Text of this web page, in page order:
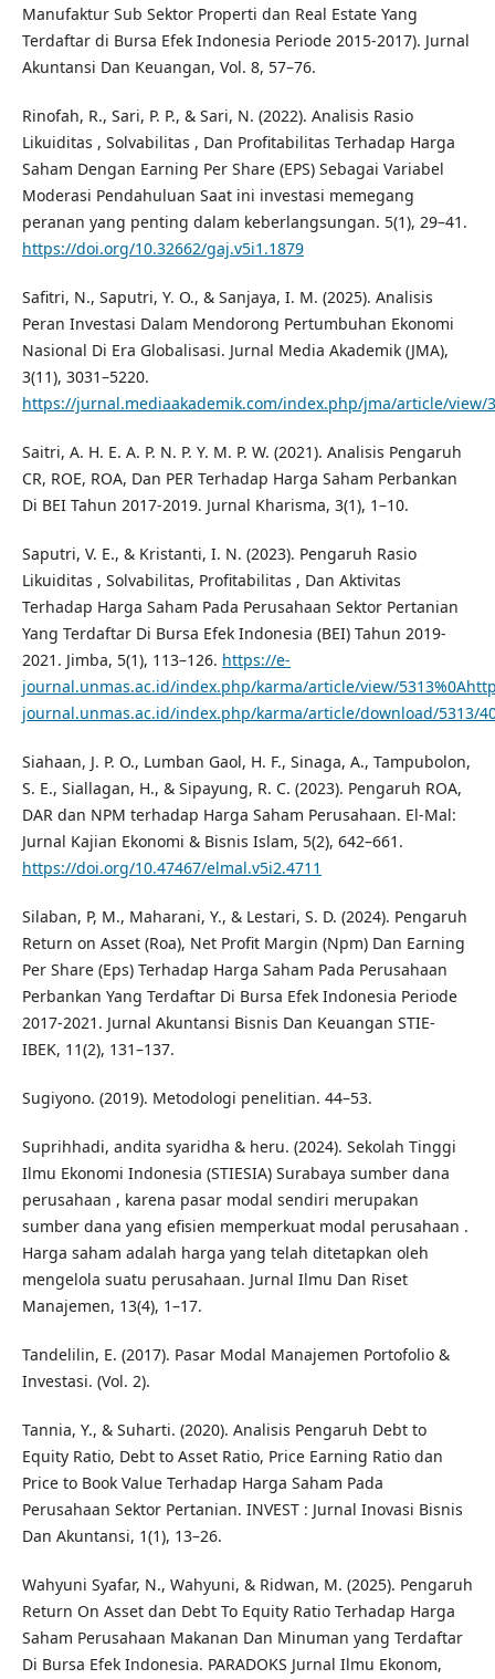
Manufaktur Sub Sektor Properti dan Real Estate Yang
Terdaftar di Bursa Efek Indonesia Periode 2015-2017). Jurnal
Akuntansi Dan Keuangan, Vol. 8, 57–76.
Rinofah, R., Sari, P. P., & Sari, N. (2022). Analisis Rasio
Likuiditas , Solvabilitas , Dan Profitabilitas Terhadap Harga
Saham Dengan Earning Per Share (EPS) Sebagai Variabel
Moderasi Pendahuluan Saat ini investasi memegang
peranan yang penting dalam keberlangsungan. 5(1), 29–41.
https://doi.org/10.32662/gaj.v5i1.1879
Safitri, N., Saputri, Y. O., & Sanjaya, I. M. (2025). Analisis
Peran Investasi Dalam Mendorong Pertumbuhan Ekonomi
Nasional Di Era Globalisasi. Jurnal Media Akademik (JMA),
3(11), 3031–5220.
https://jurnal.mediaakademik.com/index.php/jma/article/view/
Saitri, A. H. E. A. P. N. P. Y. M. P. W. (2021). Analisis Pengaruh
CR, ROE, ROA, Dan PER Terhadap Harga Saham Perbankan
Di BEI Tahun 2017-2019. Jurnal Kharisma, 3(1), 1–10.
Saputri, V. E., & Kristanti, I. N. (2023). Pengaruh Rasio
Likuiditas , Solvabilitas, Profitabilitas , Dan Aktivitas
Terhadap Harga Saham Pada Perusahaan Sektor Pertanian
Yang Terdaftar Di Bursa Efek Indonesia (BEI) Tahun 2019-
2021. Jimba, 5(1), 113–126. https://e-
journal.unmas.ac.id/index.php/karma/article/view/
journal.unmas.ac.id/index.php/karma/article/download/5313/
Siahaan, J. P. O., Lumban Gaol, H. F., Sinaga, A., Tampubolon,
S. E., Siallagan, H., & Sipayung, R. C. (2023). Pengaruh ROA,
DAR dan NPM terhadap Harga Saham Perusahaan. El-Mal:
Jurnal Kajian Ekonomi & Bisnis Islam, 5(2), 642–661.
https://doi.org/10.47467/elmal.v5i2.4711
Silaban, P, M., Maharani, Y., & Lestari, S. D. (2024). Pengaruh
Return on Asset (Roa), Net Profit Margin (Npm) Dan Earning
Per Share (Eps) Terhadap Harga Saham Pada Perusahaan
Perbankan Yang Terdaftar Di Bursa Efek Indonesia Periode
2017-2021. Jurnal Akuntansi Bisnis Dan Keuangan STIE-
IBEK, 11(2), 131–137.
Sugiyono. (2019). Metodologi penelitian. 44–53.
Suprihhadi, andita syaridha & heru. (2024). Sekolah Tinggi
Ilmu Ekonomi Indonesia (STIESIA) Surabaya sumber dana
perusahaan , karena pasar modal sendiri merupakan
sumber dana yang efisien memperkuat modal perusahaan .
Harga saham adalah harga yang telah ditetapkan oleh
mengelola suatu perusahaan. Jurnal Ilmu Dan Riset
Manajemen, 13(4), 1–17.
Tandelilin, E. (2017). Pasar Modal Manajemen Portofolio &
Investasi. (Vol. 2).
Tannia, Y., & Suharti. (2020). Analisis Pengaruh Debt to
Equity Ratio, Debt to Asset Ratio, Price Earning Ratio dan
Price to Book Value Terhadap Harga Saham Pada
Perusahaan Sektor Pertanian. INVEST : Jurnal Inovasi Bisnis
Dan Akuntansi, 1(1), 13–26.
Wahyuni Syafar, N., Wahyuni, & Ridwan, M. (2025). Pengaruh
Return On Asset dan Debt To Equity Ratio Terhadap Harga
Saham Perusahaan Makanan Dan Minuman yang Terdaftar
Di Bursa Efek Indonesia. PARADOKS Jurnal Ilmu Ekonom,